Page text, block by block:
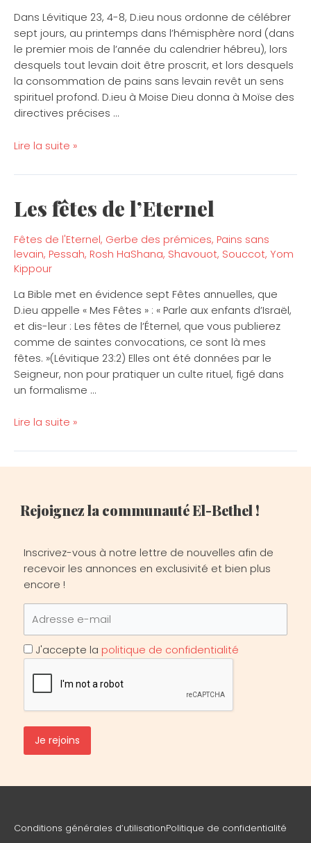
Dans Lévitique 23, 4-8, D.ieu nous ordonne de célébrer
sept jours, au printemps dans l’hémisphère nord (dans
le premier mois de l’année du calendrier hébreu), lors
desquels tout levain doit être proscrit, et lors desquels
la consommation de pains sans levain revêt un sens
spirituel profond. D.ieu à Moise Dieu donna à Moïse des
directives précises …
sans
levain
Lire la suite »
Les fêtes de l’Eternel
Fêtes de l'Eternel, Gerbe des prémices, Pains sans
levain, Pessah, Rosh HaShana, Shavouot, Souccot, Yom
Kippour
La Bible met en évidence sept Fêtes annuelles, que
D.ieu appelle « Mes Fêtes » : « Parle aux enfants d’Israël,
et dis-leur : Les fêtes de l’Éternel, que vous publierez
comme de saintes convocations, ce sont là mes
fêtes. »(Lévitique 23:2) Elles ont été données par le
Seigneur, non pour pratiquer un culte rituel, figé dans
un formalisme …
Les
fêtes
de
l’Eternel
Lire la suite »
Rejoignez la communauté El-Bethel !
Inscrivez-vous à notre lettre de nouvelles afin de
recevoir les annonces en exclusivité et bien plus
encore !
J'accepte la politique de confidentialité
Conditions générales d’utilisationPolitique de confidentialité